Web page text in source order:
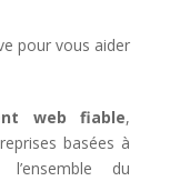
pour vous aider
web fiable,
basées à
du